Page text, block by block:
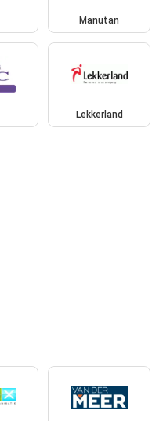
Manutan
Lekkerland